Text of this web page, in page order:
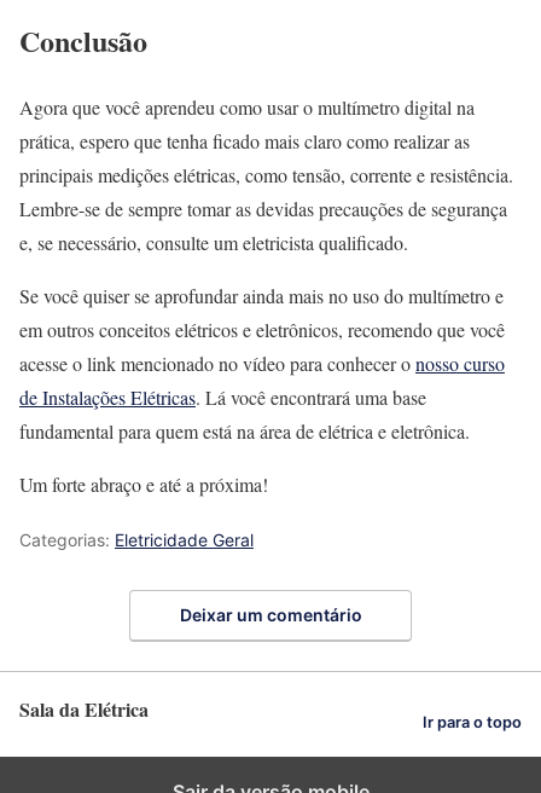
Conclusão
Agora que você aprendeu como usar o multímetro digital na
prática, espero que tenha ficado mais claro como realizar as
principais medições elétricas, como tensão, corrente e resistência.
Lembre-se de sempre tomar as devidas precauções de segurança
e, se necessário, consulte um eletricista qualificado.
Se você quiser se aprofundar ainda mais no uso do multímetro e
em outros conceitos elétricos e eletrônicos, recomendo que você
acesse o link mencionado no vídeo para conhecer onosso curso
de Instalações Elétricas. Lá você encontrará uma base
fundamental para quem está na área de elétrica e eletrônica.
Um forte abraço e até a próxima!
Categorias: Eletricidade Geral
Deixar um comentário
Sala da Elétrica Ir para o topo